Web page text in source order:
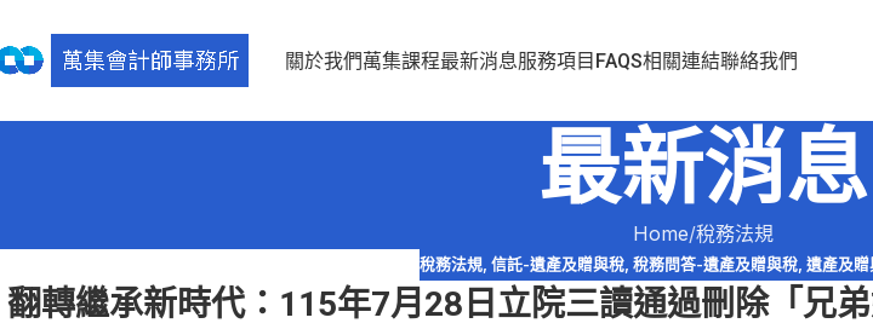
關於我們萬集課程最新消息服務項目 FAQS相關連結聯絡我們
最新消息
Home 稅務法規
稅務法規, 信託-遺產及贈與稅, 稅務問答-遺產及贈與稅, 遺產及贈
翻轉繼承新時代：115年7月28日立院三讀通過刪除「兄